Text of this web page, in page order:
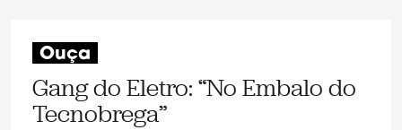
Ouça
Gang do Eletro: “No Embalo do
Tecnobrega”